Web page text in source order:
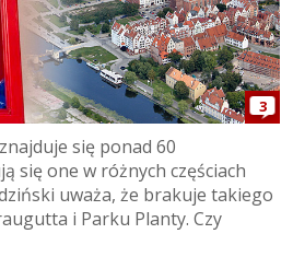
3
się ponad 60
się one w różnych częściach
uważa, że brakuje takiego
i Parku Planty. Czy